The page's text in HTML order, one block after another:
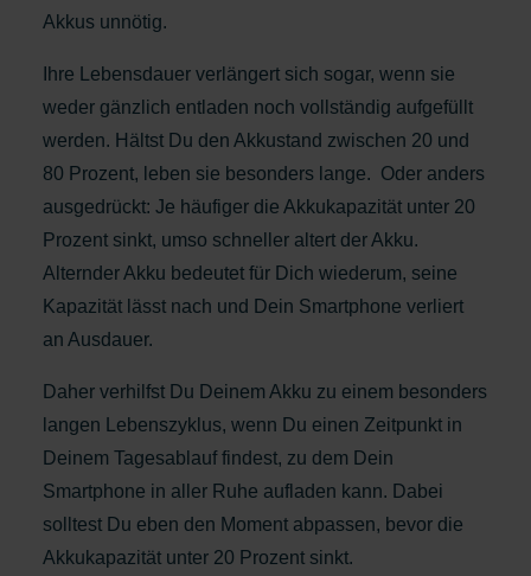
Akkus unnötig.
Ihre Lebensdauer verlängert sich sogar, wenn sie
weder gänzlich entladen noch vollständig aufgefüllt
werden. Hältst Du den Akkustand zwischen 20 und
80 Prozent, leben sie besonders lange. Oder anders
ausgedrückt: Je häufiger die Akkukapazität unter 20
Prozent sinkt, umso schneller altert der Akku.
Alternder Akku bedeutet für Dich wiederum, seine
Kapazität lässt nach und Dein Smartphone verliert
an Ausdauer.
Daher verhilfst Du Deinem Akku zu einem besonders
langen Lebenszyklus, wenn Du einen Zeitpunkt in
Deinem Tagesablauf findest, zu dem Dein
Smartphone in aller Ruhe aufladen kann. Dabei
solltest Du eben den Moment abpassen, bevor die
Akkukapazität unter 20 Prozent sinkt.